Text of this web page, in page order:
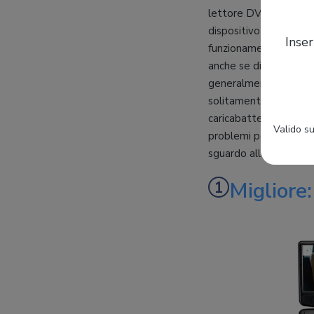
lettore DVD
dispositivo utilizzato
funzionamento
anche se di solito il
generalmente
solitamente si aggira
caricabatterie per
problemi per
sguardo alla nostra
Valido